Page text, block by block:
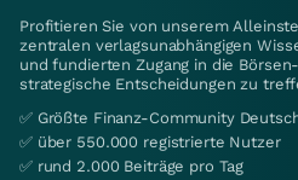
Profitieren Sie von unserem
zentralen verlagsunabhängigen
und fundierten Zugang in die
strategische Entscheidungen zu
✅ Größte Finanz-Community
✅ über 550.000 registrierte Nutzer
✅ rund 2.000 Beiträge pro Tag